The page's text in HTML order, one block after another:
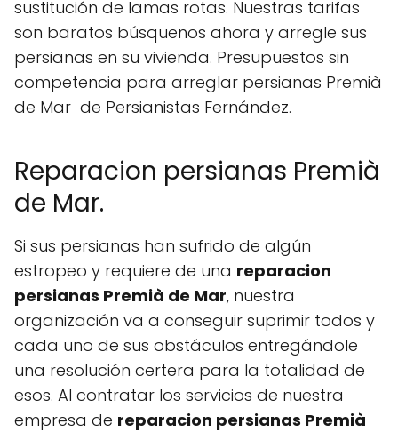
sustitución de lamas rotas. Nuestras tarifas
son baratos búsquenos ahora y arregle sus
persianas en su vivienda. Presupuestos sin
competencia para arreglar persianas Premià
de Mar de Persianistas Fernández.
Reparacion persianas Premià
de Mar.
Si sus persianas han sufrido de algún
estropeo y requiere de una reparacion
persianas Premià de Mar, nuestra
organización va a conseguir suprimir todos y
cada uno de sus obstáculos entregándole
una resolución certera para la totalidad de
esos. Al contratar los servicios de nuestra
empresa de reparacion persianas Premià